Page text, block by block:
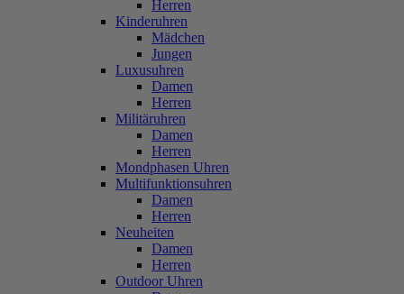
Herren
Kinderuhren
Mädchen
Jungen
Luxusuhren
Damen
Herren
Militäruhren
Damen
Herren
Mondphasen Uhren
Multifunktionsuhren
Damen
Herren
Neuheiten
Damen
Herren
Outdoor Uhren